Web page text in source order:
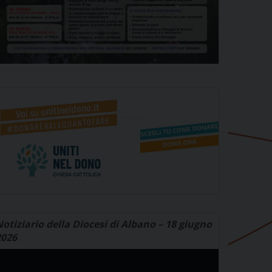
della Diocesi di Albano – 18 giugno